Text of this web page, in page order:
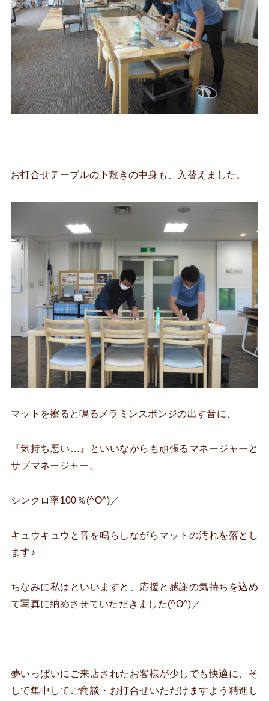
お打合せテーブルの下敷きの中身も、入替えました。
マットを擦ると鳴るメラミンスポンジの出す音に、
『気持ち悪い…』といいながらも頑張るマネージャーと
サブマネージャー。
シンクロ率100％(^O^)／
キュウキュウと音を鳴らしながらマットの汚れを落とし
ます♪
ちなみに私はといいますと、応援と感謝の気持ちを込め
て写真に納めさせていただきました(^O^)／
夢いっぱいにご来店されたお客様が少しでも快適に、そ
して集中してご商談・お打合せいただけますよう精進し